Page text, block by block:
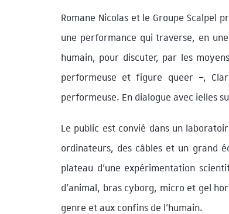
Romane Nicolas et le Groupe Scalpel
une performance qui traverse, en
humain, pour discuter, par les
performeuse et figure queer –,
performeuse. En dialogue avec ielles
Le public est convié dans un
ordinateurs, des câbles et un grand
plateau d’une expérimentation
d’animal, bras cyborg, micro et gel
genre et aux confins de l’humain.